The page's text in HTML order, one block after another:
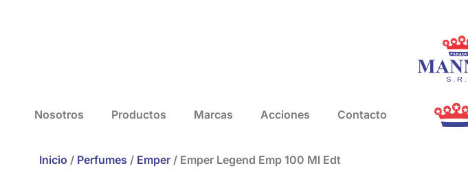
Nosotros Productos Marcas Acciones Contacto
Inicio / Perfumes / Emper / Emper Legend Emp 100 Ml Edt